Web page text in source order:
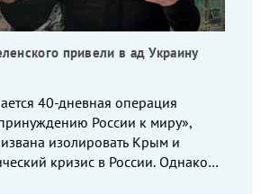
привели в ад Украину
40-дневная операция
России к миру»,
изолировать Крым и
кризис в России. Однако